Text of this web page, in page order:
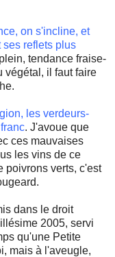
on s'incline, et
ses reflets plus
tendance fraise-
végétal, il faut faire
les verdeurs-
. J'avoue que
ces mauvaises
les vins de ce
poivrons verts, c'est
.
dans le droit
2005, servi
qu'une Petite
, mais à l'aveugle,